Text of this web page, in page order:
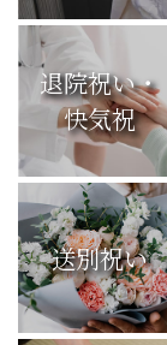
退院祝い・
快気祝
送別祝い